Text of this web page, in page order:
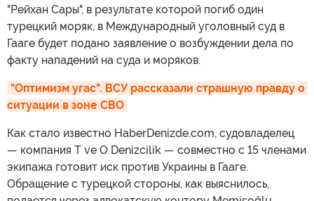
"Рейхан Сары", в результате которой погиб один
турецкий моряк, в Международный уголовный суд в
Гааге будет подано заявление о возбуждении дела по
факту нападений на суда и моряков.
"Оптимизм угас". ВСУ рассказали страшную правду о
ситуации в зоне СВО
Как стало известно HaberDenizde.com, судовладелец
— компания T ve O Denizcilik — совместно с 15 членами
экипажа готовит иск против Украины в Гааге.
Обращение с турецкой стороны, как выяснилось,